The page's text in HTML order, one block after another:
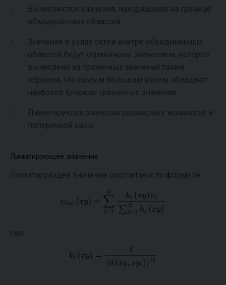
Вычисляются значения, находящиеся на границе
объединённых областей
Значения в узлах сетки внутри объединённых
областей будут ограничены значением, которое
вычислено из граничных значений таким
образом, что самым большим весом обладают
наиболее близкие граничные значения
Лимитируются значения размерных моментов и
поперечной силы.
Лимитирующее значение
Лимитирующее значение рассчитаем по формуле:
где: